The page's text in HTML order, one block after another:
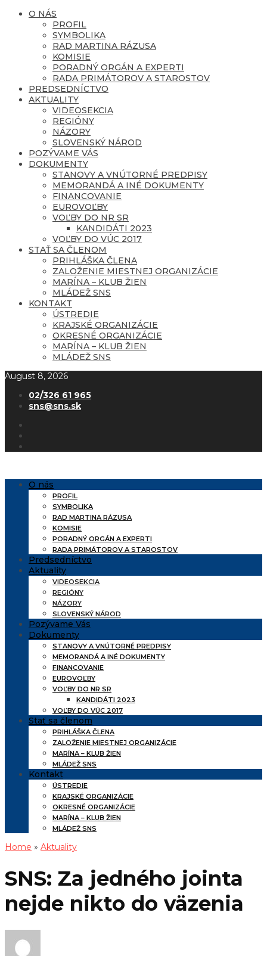
O NÁS
PROFIL
SYMBOLIKA
RAD MARTINA RÁZUSA
KOMISIE
PORADNÝ ORGÁN A EXPERTI
RADA PRIMÁTOROV A STAROSTOV
PREDSEDNÍCTVO
AKTUALITY
VIDEOSEKCIA
REGIÓNY
NÁZORY
SLOVENSKÝ NÁROD
POZÝVAME VÁS
DOKUMENTY
STANOVY A VNÚTORNÉ PREDPISY
MEMORANDÁ A INÉ DOKUMENTY
FINANCOVANIE
EUROVOĽBY
VOĽBY DO NR SR
KANDIDÁTI 2023
VOĽBY DO VÚC 2017
STAŤ SA ČLENOM
PRIHLÁŠKA ČLENA
ZALOŽENIE MIESTNEJ ORGANIZÁCIE
MARÍNA – KLUB ŽIEN
MLÁDEŽ SNS
KONTAKT
ÚSTREDIE
KRAJSKÉ ORGANIZÁCIE
OKRESNÉ ORGANIZÁCIE
MARÍNA – KLUB ŽIEN
MLÁDEŽ SNS
August 8, 2026
02/326 61 965
sns@sns.sk
O nás
PROFIL
SYMBOLIKA
RAD MARTINA RÁZUSA
KOMISIE
PORADNÝ ORGÁN A EXPERTI
RADA PRIMÁTOROV A STAROSTOV
Predsedníctvo
Aktuality
VIDEOSEKCIA
REGIÓNY
NÁZORY
SLOVENSKÝ NÁROD
Pozývame Vás
Dokumenty
STANOVY A VNÚTORNÉ PREDPISY
MEMORANDÁ A INÉ DOKUMENTY
FINANCOVANIE
EUROVOĽBY
VOĽBY DO NR SR
KANDIDÁTI 2023
VOĽBY DO VÚC 2017
Stať sa členom
PRIHLÁŠKA ČLENA
ZALOŽENIE MIESTNEJ ORGANIZÁCIE
MARÍNA – KLUB ŽIEN
MLÁDEŽ SNS
Kontakt
ÚSTREDIE
KRAJSKÉ ORGANIZÁCIE
OKRESNÉ ORGANIZÁCIE
MARÍNA – KLUB ŽIEN
MLÁDEŽ SNS
Home » Aktuality
SNS: Za jedného jointa
nejde nikto do väzenia